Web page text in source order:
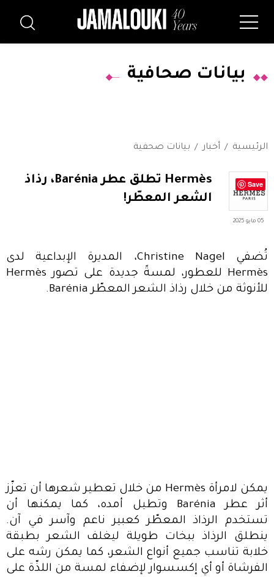
بيانات صحافية
الرئيسية أخبار بيانات صحفية
05 مايو 2025
Hermès تطلق عطر Barénia، رذاذ
الشعر المعطّر!
تُضفي Christine Nagel، المديرة الإبداعية لدى
Hermès للعطور، لمسةً جديدة على تصور Hermès
للأنوثة من خلال رذاذ الشعر المعطّر Barénia.
يمكن لامرأة Hermès من خلال تعطير شعرها أن تعزّز
أثر عطر Barénia وتطيل أمده، كما يمكنها أن
تستخدم الرذاذ المعطّر كعبير ناعم وآسر في آن.
ينطلق الرذاذ ببخات طويلة ليغلف الشعر بطبقة
خلابة تناسب جميع أنواع الشعر، كما يمكن رشه على
الفرشاة أو أي إكسسوار لإضفاء لمسة من اللذّة على
Save